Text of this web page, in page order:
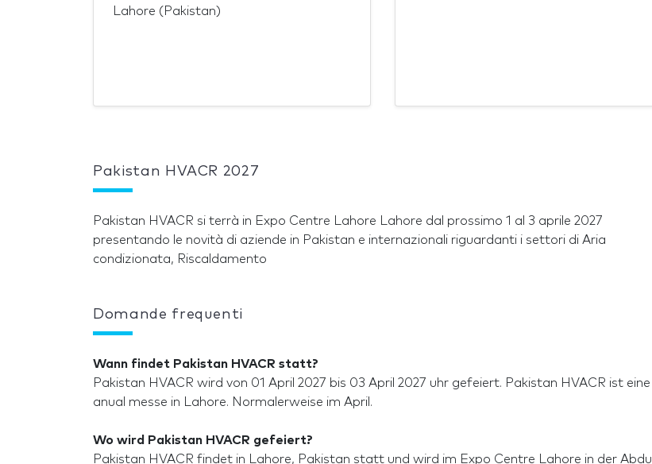
Lahore (Pakistan)
Pakistan HVACR 2027
Pakistan HVACR si terrà in Expo Centre Lahore Lahore dal prossimo 1 al 3 aprile 2027
presentando le novità di aziende in Pakistan e internazionali riguardanti i settori di Aria
condizionata, Riscaldamento
Domande frequenti
Wann findet Pakistan HVACR statt?
Pakistan HVACR wird von 01 April 2027 bis 03 April 2027 uhr gefeiert. Pakistan HVACR ist eine
anual messe in Lahore. Normalerweise im April.
Wo wird Pakistan HVACR gefeiert?
Pakistan HVACR findet in Lahore, Pakistan statt und wird im Expo Centre Lahore in der Abdul